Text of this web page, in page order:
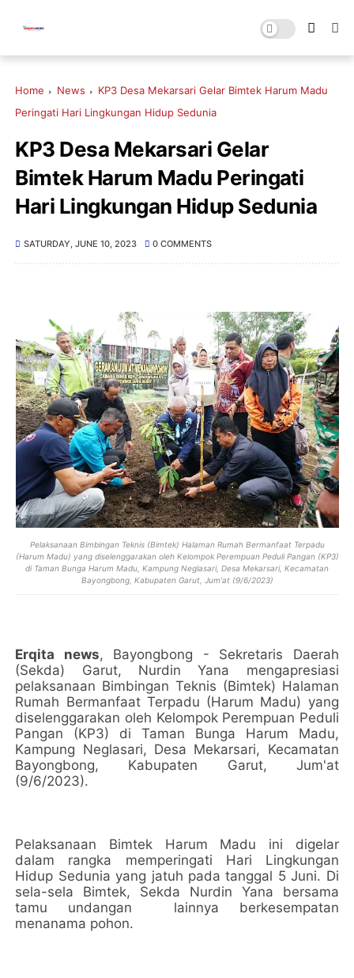
Home News
KP3 Desa Mekarsari Gelar Bimtek Harum Madu
Peringati Hari Lingkungan Hidup Sedunia
KP3 Desa Mekarsari Gelar
Bimtek Harum Madu Peringati
Hari Lingkungan Hidup Sedunia
SATURDAY, JUNE 10, 2023 0 COMMENTS
Pelaksanaan Bimbingan Teknis (Bimtek) Halaman Rumah Bermanfaat Terpadu
(Harum Madu) yang diselenggarakan oleh Kelompok Perempuan Peduli Pangan (KP3)
di Taman Bunga Harum Madu, Kampung Neglasari, Desa Mekarsari, Kecamatan
Bayongbong, Kabupaten Garut, Jum'at (9/6/2023)
Erqita news, Bayongbong - Sekretaris Daerah
(Sekda) Garut, Nurdin Yana mengapresiasi
pelaksanaan Bimbingan Teknis (Bimtek) Halaman
Rumah Bermanfaat Terpadu (Harum Madu) yang
diselenggarakan oleh Kelompok Perempuan Peduli
Pangan (KP3) di Taman Bunga Harum Madu,
Kampung Neglasari, Desa Mekarsari, Kecamatan
Bayongbong, Kabupaten Garut, Jum'at
(9/6/2023).
Pelaksanaan Bimtek Harum Madu ini digelar
dalam rangka memperingati Hari Lingkungan
Hidup Sedunia yang jatuh pada tanggal 5 Juni. Di
sela-sela Bimtek, Sekda Nurdin Yana bersama
tamu undangan
lainnya berkesempatan
menanama pohon.